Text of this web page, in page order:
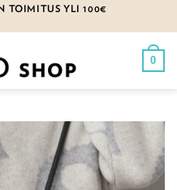
TOIMITUS YLI 100€
0